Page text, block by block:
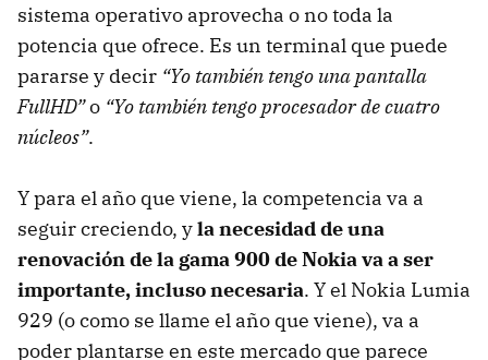
sistema operativo aprovecha o no toda la
potencia que ofrece. Es un terminal que puede
pararse y decir “Yo también tengo una pantalla
FullHD”o “Yo también tengo procesador de cuatro
núcleos”.
Y para el año que viene, la competencia va a
seguir creciendo, yla necesidad de una
renovación de la gama 900 de Nokia va a ser
importante, incluso necesaria. Y el Nokia Lumia
929 (o como se llame el año que viene), va a
poder plantarse en este mercado que parece